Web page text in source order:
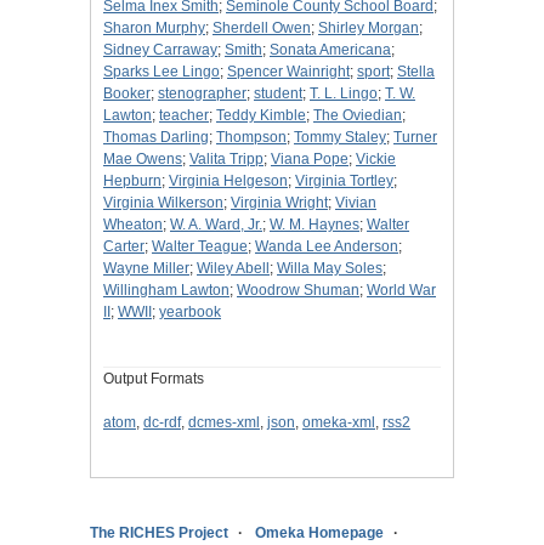
Selma Inex Smith; Seminole County School Board ;
Sharon Murphy; Sherdell Owen; Shirley Morgan;
Sidney Carraway; Smith; Sonata Americana;
Sparks Lee Lingo; Spencer Wainright; sport; Stella
Booker; stenographer; student; T. L. Lingo; T. W.
Lawton; teacher; Teddy Kimble; The Oviedian;
Thomas Darling; Thompson; Tommy Staley; Turner
Mae Owens; Valita Tripp; Viana Pope; Vickie
Hepburn; Virginia Helgeson; Virginia Tortley;
Virginia Wilkerson; Virginia Wright; Vivian
Wheaton; W. A. Ward, Jr.; W. M. Haynes; Walter
Carter; Walter Teague; Wanda Lee Anderson;
Wayne Miller; Wiley Abell ; Willa May Soles;
Willingham Lawton; Woodrow Shuman; World War
; WWII ; yearbook
Output Formats
atom, dc-rdf, dcmes-xml , json, omeka-xml , rss2
The RICHES Project Omeka Homepage